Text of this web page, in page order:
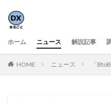
ホーム ニュース 解説記事
HOME ニュース 「